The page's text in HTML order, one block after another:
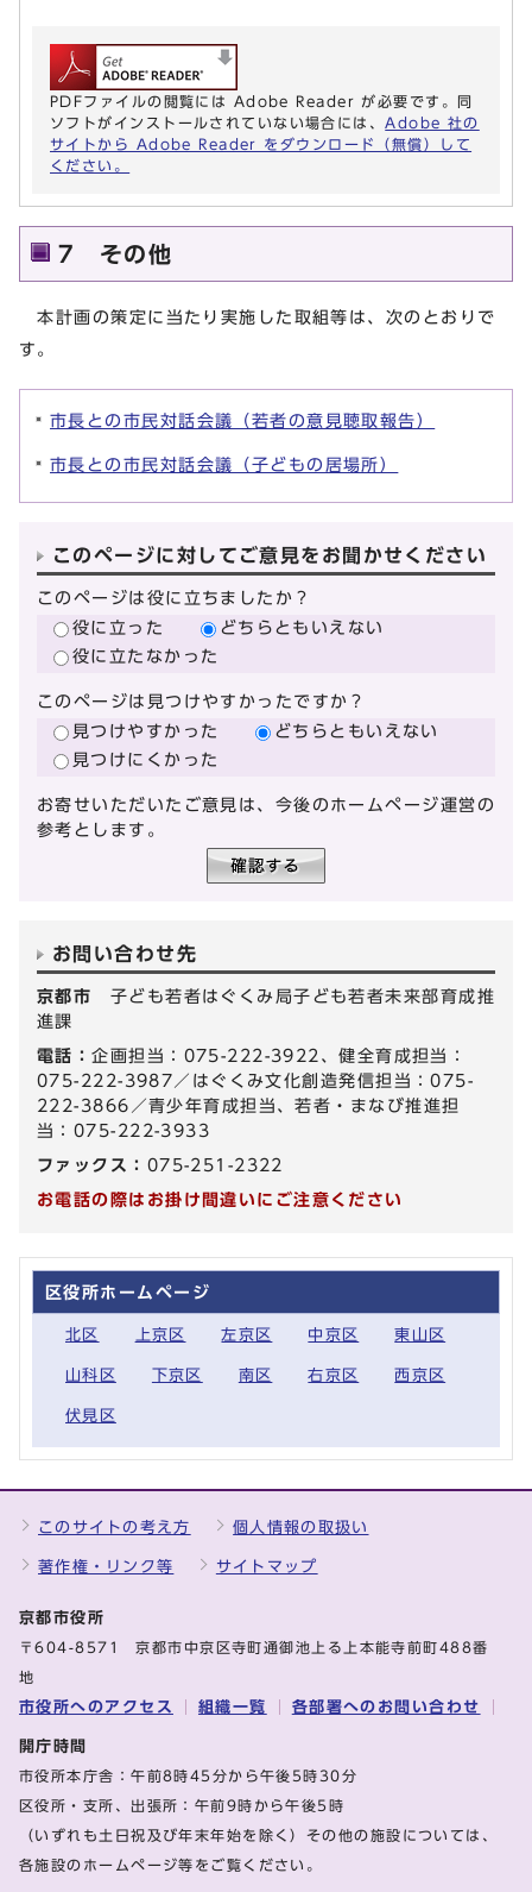
PDFファイルの閲覧には Adobe Reader が必要です。同
ソフトがインストールされていない場合には、 Adobe 社の
サイトから Adobe Reader をダウンロード（無償）して
ください。
7 その他
本計画の策定に当たり実施した取組等は、次のとおりで
す。
市長との市民対話会議（若者の意見聴取報告）
市長との市民対話会議（子どもの居場所）
このページに対してご意見をお聞かせください
このページは役に立ちましたか？
役に立った
どちらともいえない
役に立たなかった
このページは見つけやすかったですか？
見つけやすかった
どちらともいえない
見つけにくかった
お寄せいただいたご意見は、今後のホームページ運営の
参考とします。
お問い合わせ先
京都市 子ども若者はぐくみ局子ども若者未来部育成推
進課
電話：企画担当：075-222-3922、健全育成担当：
075-222-3987／はぐくみ文化創造発信担当：075-
222-3866／青少年育成担当、若者・まなび推進担
当：075-222-3933
ファックス： 075-251-2322
お電話の際はお掛け間違いにご注意ください
区役所ホームページ
北区 上京区 左京区 中京区 東山区
山科区 下京区 南区 右京区 西京区
伏見区
このサイトの考え方 個人情報の取扱い
著作権・リンク等 サイトマップ
京都市役所
〒604-8571 京都市中京区寺町通御池上る上本能寺前町488番
地
市役所へのアクセス 組織一覧 各部署へのお問い合わせ
開庁時間
市役所本庁舎：午前8時45分から午後5時30分
区役所・支所、出張所：午前9時から午後5時
（いずれも土日祝及び年末年始を除く）その他の施設については、
各施設のホームページ等をご覧ください。